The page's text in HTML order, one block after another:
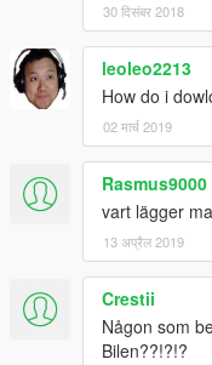
30 दिसंबर 2018
leoleo2213
How do i
02 मार्च 2019
Rasmus9000
vart lägger
13 अप्रैल 2019
Crestii
Någon som
Bilen??!?!?